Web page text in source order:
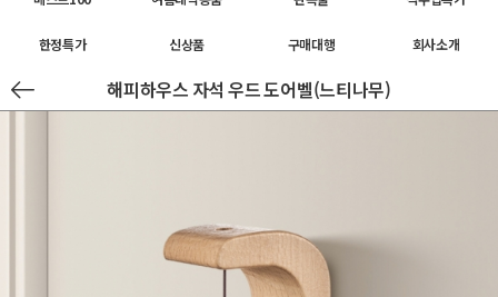
한정특가 신상품 구매대행 회사소개
해피하우스 자석 우드 도어벨(느티나무)